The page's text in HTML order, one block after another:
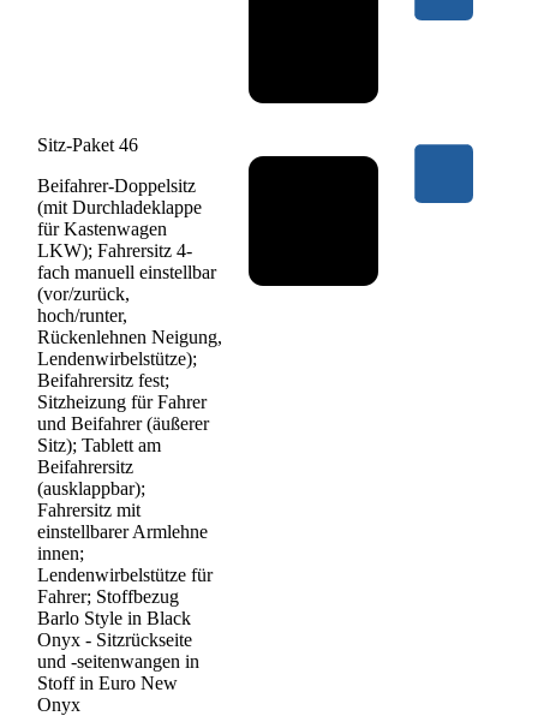
Sitz-Paket 46
Beifahrer-Doppelsitz
(mit Durchladeklappe
für Kastenwagen
LKW); Fahrersitz 4-
fach manuell einstellbar
(vor/zurück,
hoch/runter,
Rückenlehnen Neigung,
Lendenwirbelstütze);
Beifahrersitz fest;
Sitzheizung für Fahrer
und Beifahrer (äußerer
Sitz); Tablett am
Beifahrersitz
(ausklappbar);
Fahrersitz mit
einstellbarer Armlehne
innen;
Lendenwirbelstütze für
Fahrer; Stoffbezug
Barlo Style in Black
Onyx - Sitzrückseite
und -seitenwangen in
Stoff in Euro New
Onyx